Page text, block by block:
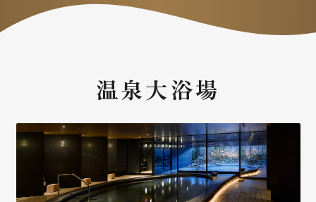
温泉大浴場